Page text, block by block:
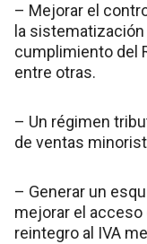
– Mejorar el
la
cumplimiento del
entre otras.
– Un régimen
de ventas
– Generar un
mejorar el
reintegro al IVA